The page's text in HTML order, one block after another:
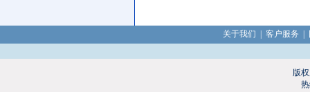
关于我们 客户服务
版